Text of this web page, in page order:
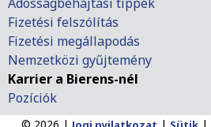
Fizetési felszólítás
Fizetési megállapodás
Nemzetközi gyűjtemény
Karrier a Bierens-nél
Pozíciók
© 2026 | | |